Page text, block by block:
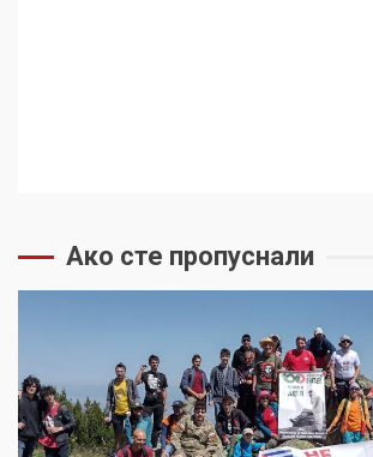
Ако сте пропуснали